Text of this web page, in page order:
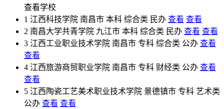
查看学校
1 江西科技学院 南昌市 本科 综合类 民办 查看 查看
2 南昌大学共青学院 九江市 本科 综合类 民办 查看 查看
3 江西工业职业技术学院 南昌市 专科 综合类 公办 查看
查看
4 江西旅游商贸职业学院 南昌市 专科 财经类 公办 查看
查看
5 江西陶瓷工艺美术职业技术学院 景德镇市 专科 艺术类
公办 查看 查看